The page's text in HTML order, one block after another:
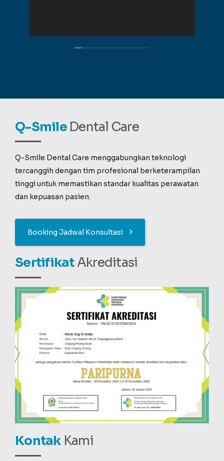
Q-Smile Dental Care
Q-Smile Dental Care menggabungkan teknologi
tercanggih dengan tim profesional berketerampilan
tinggi untuk memastikan standar kualitas perawatan
dan kepuasan pasien.
Booking Jadwal Konsultasi
SertifikatAkreditasi
KontakKami